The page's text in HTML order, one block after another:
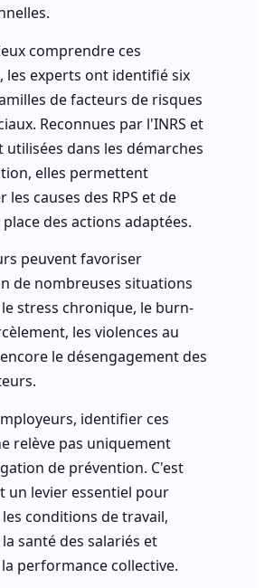
comprendre ces
les experts ont identifié six
de facteurs de risques
Reconnues par l'INRS et
utilisées dans les démarches
elles permettent
causes des RPS et de
des actions adaptées.
peuvent favoriser
de nombreuses situations
stress chronique, le burn-
les violences au
le désengagement des
identifier ces
relève pas uniquement
de prévention. C'est
un levier essentiel pour
conditions de travail,
santé des salariés et
performance collective.